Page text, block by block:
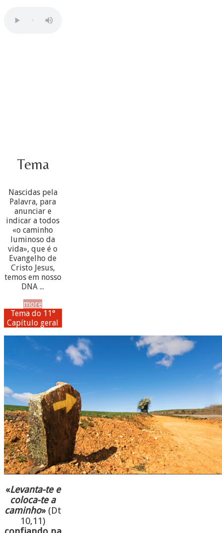
Tema
Nascidas pela
Palavra, para
anunciar e
indicar a todos
«o caminho
luminoso da
vida», que é o
Evangelho de
Cristo Jesus,
temos em nosso
DNA ...
more
Tema do 11°
Capítulo geral
«Levanta-te e
coloca-te a
caminho»(Dt
10,11)